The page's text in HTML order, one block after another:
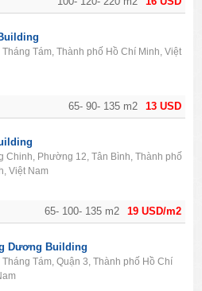
13 USD
65- 90- 135 m2
Tám, Thành phố Hồ Chí Minh, Việt
19 USD/m2
65- 100- 135 m2
Chinh, Phường 12, Tân Bình, Thành phố
Việt Nam
Dương Building
Tám, Quận 3, Thành phố Hồ Chí